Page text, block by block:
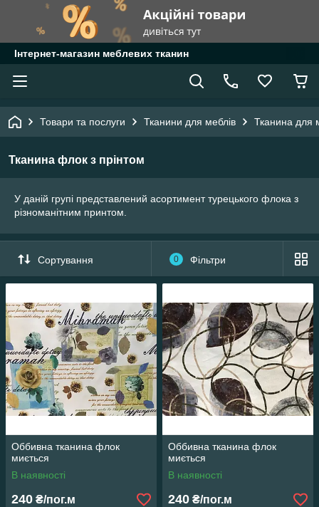
Інтернет-магазин меблевих тканин
Товари та послуги Тканини для меблів Тканина для
Тканина флок з прінтом
У даній групі представлений асортимент турецького флока з
різноманітним принтом.
Сортування 0 Фільтри
Оббивна тканина флок
миється
В наявності
240 ₴/пог.м
Оббивна тканина флок
миється
В наявності
240 ₴/пог.м